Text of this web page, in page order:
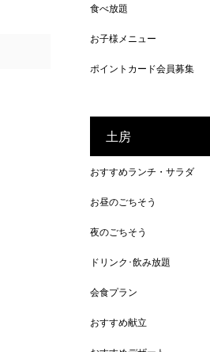
食べ放題
お子様メニュー
ポイントカード会員募集
土房
おすすめランチ・サラダ
お昼のごちそう
夜のごちそう
ドリンク･飲み放題
会食プラン
おすすめ献立